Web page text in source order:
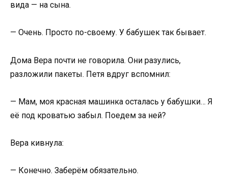
вида — на сына.
— Очень. Просто по-своему. У бабушек так бывает.
Дома Вера почти не говорила. Они разулись,
разложили пакеты. Петя вдруг вспомнил:
— Мам, моя красная машинка осталась у бабушки… Я
её под кроватью забыл. Поедем за ней?
Вера кивнула:
— Конечно. Заберём обязательно.